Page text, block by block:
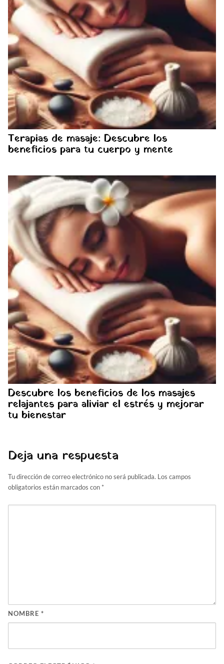
Terapias de masaje: Descubre los
beneficios para tu cuerpo y mente
Descubre los beneficios de los masajes
relajantes para aliviar el estrés y mejorar
tu bienestar
Deja una respuesta
Tu dirección de correo electrónico no será publicada. Los campos
obligatorios están marcados con *
NOMBRE *